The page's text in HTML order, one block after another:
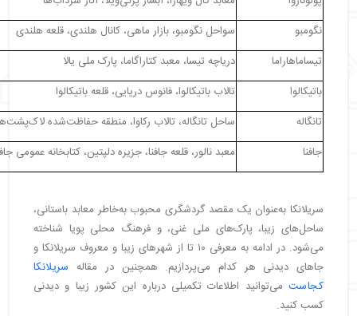
نگومبو
سواحل نگومبو، بازار ماهی، کانال هلندی، قلعه هلندی
تیساماهاراما
دریاچه تیسا، معبد کتاراگاما، پارک ملی یالا
باتیکالوا
تالاب باتیکالوا، فانوس دریایی، قلعه باتیکالوا
تانگاله
ساحل تانگاله، تالاب رکاوا، منطقه حفاظت‌شده
جافنا
معبد نالور، قلعه جافنا، جزیره دلپتین، کتابخانه عمومی
سریلانکا به‌عنوان یک مقصد گردشگری محبوب به‌خاطر معابد باستانی،
ساحل‌های زیبا، پارک‌های ملی غنی، و فرهنگ محلی پویا شناخته
می‌شود. در ادامه به معرفی ۱۰ تا از شهرهای زیبا و معروف سریلانکا و
جاهای دیدنی هر کدام می‌پردازیم. همچنین در مقاله سریلانکا
کجاستمی‌توانید اطلاعات تکمیلی درباره این کشور زیبا و دیدنی
کسب کنید.